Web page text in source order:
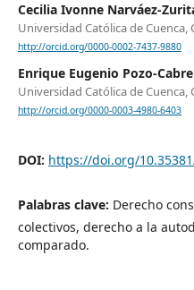
Cecilia Ivonne Narváez-
Universidad Católica de Cuenca,
http://orcid.org/0000-0002-7437-9880
Enrique Eugenio Pozo-
Universidad Católica de Cuenca,
http://orcid.org/0000-0003-4980-6403
DOI: https://doi.org/
Palabras clave: Derecho
colectivos, derecho a la
comparado.